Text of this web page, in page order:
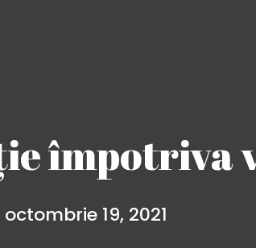
împotriva
octombrie 19, 2021